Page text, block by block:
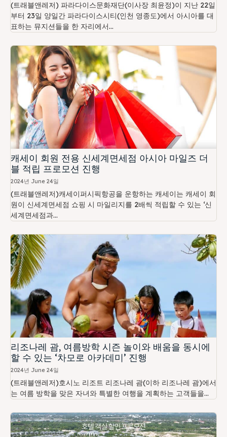
(트래블앤레저) 파라다이스문화재단(이사장 최윤정)이 지난 22일
부터 23일 양일간 파라다이스시티(인천 영종도)에서 아시아를 대
표하는 뮤지션들을 한 자리에서...
캐세이 회원 전용 신세계면세점 아시아 마일즈 더
블 적립 프로모션 진행
2024년 June 24일
(트래블앤레저)캐세이퍼시픽항공을 운항하는 캐세이는 캐세이 회
원이 신세계면세점 쇼핑 시 마일리지를 2배씩 적립할 수 있는 ‘신
세계면세점과...
리조나레 괌, 여름방학 시즌 놀이와 배움을 동시에
할 수 있는 ‘차모로 아카데미’ 진행
2024년 June 24일
(트래블앤레저)호시노 리조트 리조나레 괌(이하 리조나레 괌)에서
는 여름 방학을 맞은 자녀와 특별한 여행을 계획하는 고객들을...